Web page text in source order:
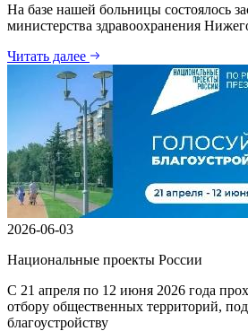
На базе нашей больницы состоялось
министерства здравоохранения
Читать далее
2026-06-03
Национальные проекты России
С 21 апреля по 12 июня 2026 года
отбору общественных территорий,
благоустройству